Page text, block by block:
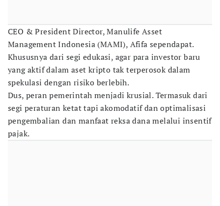
CEO & President Director, Manulife Asset
Management Indonesia (MAMI), Afifa sependapat.
Khususnya dari segi edukasi, agar para investor baru
yang aktif dalam aset kripto tak terperosok dalam
spekulasi dengan risiko berlebih.
Dus, peran pemerintah menjadi krusial. Termasuk dari
segi peraturan ketat tapi akomodatif dan optimalisasi
pengembalian dan manfaat reksa dana melalui insentif
pajak.